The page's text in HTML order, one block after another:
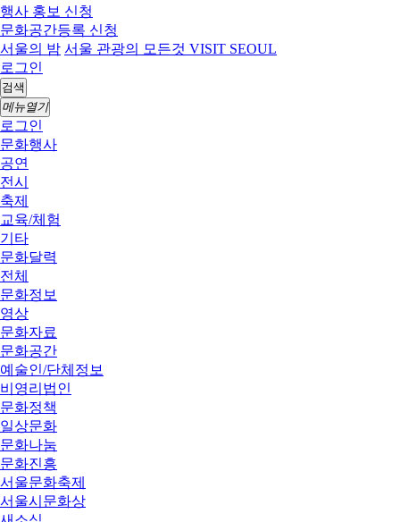
행사 홍보 신청
문화공간등록 신청
서울의 밤 서울 관광의 모든것 VISIT SEOUL
로그인
검색
메뉴열기
로그인
문화행사
공연
전시
축제
교육/체험
기타
문화달력
전체
문화정보
영상
문화자료
문화공간
예술인/단체정보
비영리법인
문화정책
일상문화
문화나눔
문화진흥
서울문화축제
서울시문화상